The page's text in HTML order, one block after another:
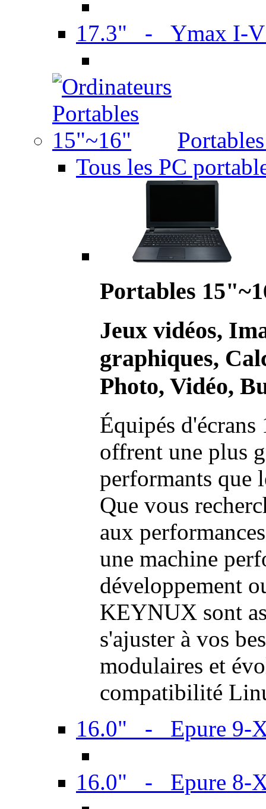
17.3" - Ymax I-
Tous les PC
Portables
Jeux vidéos,
graphiques,
Photo, Vidéo,
Équipés
offrent une plus
performants que
Que vous
aux
une machine
développement
KEYNUX sont
s'ajuster à vos
modulaires et
compatibilité
16.0" - Epure 9-
16.0" - Epure 8-